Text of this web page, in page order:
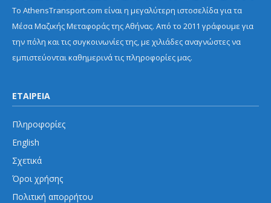
Το AthensTransport.com είναι η μεγαλύτερη ιστοσελίδα για τα
Μέσα Μαζικής Μεταφοράς της Αθήνας. Από το 2011 γράφουμε για
την πόλη και τις συγκοινωνίες της, με χιλιάδες αναγνώστες να
εμπιστεύονται καθημερινά τις πληροφορίες μας.
ΕΤΑΙΡΕΙΑ
Πληροφορίες
English
Σχετικά
Όροι χρήσης
Πολιτική απορρήτου